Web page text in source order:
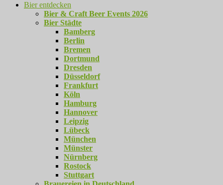
Bier entdecken
Bier & Craft Beer Events 2026
Bier Städte
Bamberg
Berlin
Bremen
Dortmund
Dresden
Düsseldorf
Frankfurt
Köln
Hamburg
Hannover
Leipzig
Lübeck
München
Münster
Nürnberg
Rostock
Stuttgart